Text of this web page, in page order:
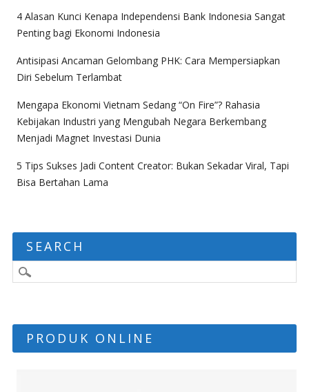
4 Alasan Kunci Kenapa Independensi Bank Indonesia Sangat
Penting bagi Ekonomi Indonesia
Antisipasi Ancaman Gelombang PHK: Cara Mempersiapkan
Diri Sebelum Terlambat
Mengapa Ekonomi Vietnam Sedang “On Fire”? Rahasia
Kebijakan Industri yang Mengubah Negara Berkembang
Menjadi Magnet Investasi Dunia
5 Tips Sukses Jadi Content Creator: Bukan Sekadar Viral, Tapi
Bisa Bertahan Lama
SEARCH
PRODUK ONLINE